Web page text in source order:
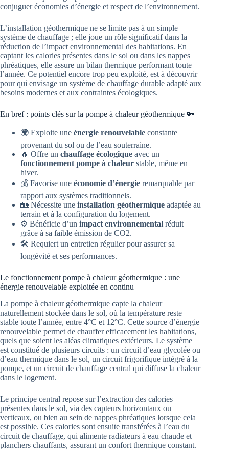
conjuguer économies d’énergie et respect de l’environnement.
L’installation géothermique ne se limite pas à un simple
système de chauffage ; elle joue un rôle significatif dans la
réduction de l’impact environnemental des habitations. En
captant les calories présentes dans le sol ou dans les nappes
phréatiques, elle assure un bilan thermique performant toute
l’année. Ce potentiel encore trop peu exploité, est à découvrir
pour qui envisage un système de chauffage durable adapté aux
besoins modernes et aux contraintes écologiques.
En bref : points clés sur la pompe à chaleur géothermique 🔑
🌍 Exploite une énergie renouvelable constante
provenant du sol ou de l’eau souterraine.
🔥 Offre un chauffage écologique avec un
fonctionnement pompe à chaleur stable, même en
hiver.
💰 Favorise une économie d’énergie remarquable par
rapport aux systèmes traditionnels.
🏡 Nécessite une installation géothermique adaptée au
terrain et à la configuration du logement.
⚙️ Bénéficie d’un impact environnemental réduit
grâce à sa faible émission de CO2.
🛠️ Requiert un entretien régulier pour assurer sa
longévité et ses performances.
Le fonctionnement pompe à chaleur géothermique : une
énergie renouvelable exploitée en continu
La pompe à chaleur géothermique capte la chaleur
naturellement stockée dans le sol, où la température reste
stable toute l’année, entre 4°C et 12°C. Cette source d’énergie
renouvelable permet de chauffer efficacement les habitations,
quels que soient les aléas climatiques extérieurs. Le système
est constitué de plusieurs circuits : un circuit d’eau glycolée ou
d’eau thermique dans le sol, un circuit frigorifique intégré à la
pompe, et un circuit de chauffage central qui diffuse la chaleur
dans le logement.
Le principe central repose sur l’extraction des calories
présentes dans le sol, via des capteurs horizontaux ou
verticaux, ou bien au sein de nappes phréatiques lorsque cela
est possible. Ces calories sont ensuite transférées à l’eau du
circuit de chauffage, qui alimente radiateurs à eau chaude et
planchers chauffants, assurant un confort thermique constant.